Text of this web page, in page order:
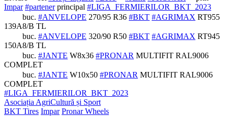
Impar #partenerprincipal #LIGA_FERMIERILOR_BKT_2023
buc. #ANVELOPE 270/95 R36 #BKT #AGRIMAX RT955
139A8/B TL
buc. #ANVELOPE 320/90 R50 #BKT #AGRIMAX RT945
150A8/B TL
buc. #JANTE W8x36 #PRONAR MULTIFIT RAL9006
COMPLET
buc. #JANTE W10x50 #PRONAR MULTIFIT RAL9006
COMPLET
#LIGA_FERMIERILOR_BKT_2023
Asociația AgriCultură și Sport
BKT Tires Impar Pronar Wheels